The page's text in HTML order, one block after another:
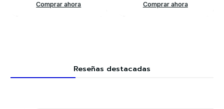
Comprar ahora
Comprar ahora
Reseñas destacadas